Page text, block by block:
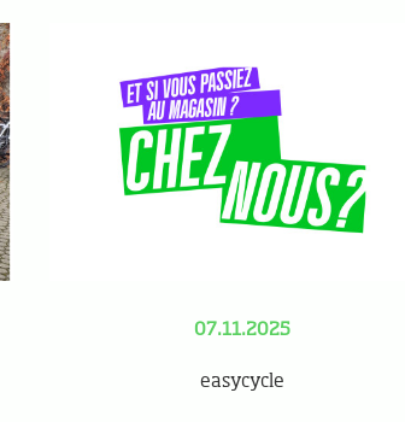
07.11.2025
easycycle